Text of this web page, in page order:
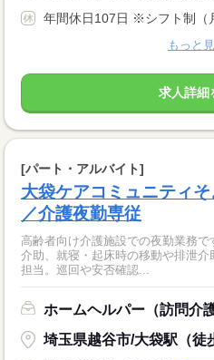
年間休日107日 ※シフト制（
もっと
求人詳細
[パート・アルバイト]
大袋ケアコミュニティ
／介護夜勤専従
高齢者向け介護施設での夜勤業務
介助、就寝・起床時の移動や排泄
担当。巡回や安否確認...
ホームヘルパー（訪問介護
埼玉県越谷市/大袋駅（徒